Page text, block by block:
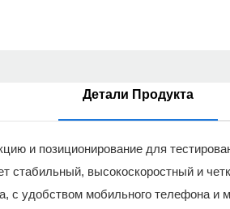
Детали Продукта
и позиционирование для
стабильный, высокоскоростный и
с удобством мобильного телефона и